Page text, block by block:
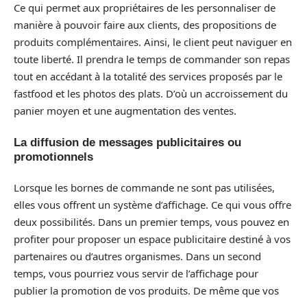
Ce qui permet aux propriétaires de les personnaliser de
manière à pouvoir faire aux clients, des propositions de
produits complémentaires. Ainsi, le client peut naviguer en
toute liberté. Il prendra le temps de commander son repas
tout en accédant à la totalité des services proposés par le
fastfood et les photos des plats. D’où un accroissement du
panier moyen et une augmentation des ventes.
La diffusion de messages publicitaires ou
promotionnels
Lorsque les bornes de commande ne sont pas utilisées,
elles vous offrent un système d’affichage. Ce qui vous offre
deux possibilités. Dans un premier temps, vous pouvez en
profiter pour proposer un espace publicitaire destiné à vos
partenaires ou d’autres organismes. Dans un second
temps, vous pourriez vous servir de l’affichage pour
publier la promotion de vos produits. De même que vos